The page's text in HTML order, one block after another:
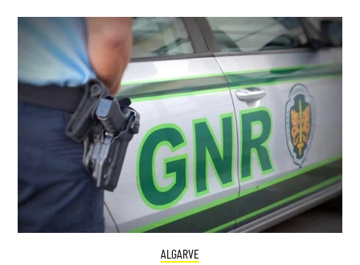
ALGARVE